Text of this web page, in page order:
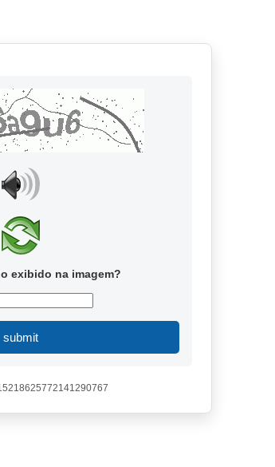
exibido na imagem?
submit